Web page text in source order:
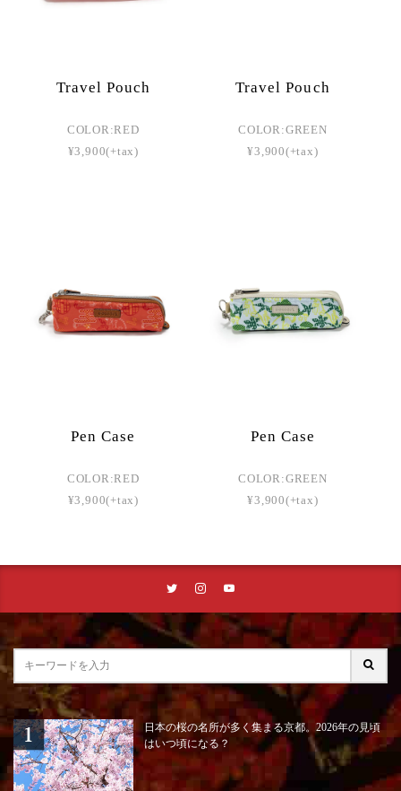
Travel Pouch
COLOR:RED
¥3,900(+tax)
Travel Pouch
COLOR:GREEN
¥3,900(+tax)
Pen Case
COLOR:RED
¥3,900(+tax)
Pen Case
COLOR:GREEN
¥3,900(+tax)
日本の桜の名所が多く集まる京都。2026年の見頃
はいつ頃になる？